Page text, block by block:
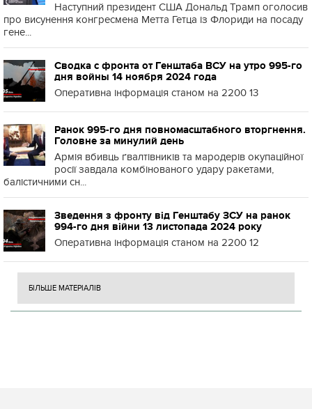
Наступний президент США Дональд Трамп оголосив
про висунення конгресмена Метта Гетца із Флориди на посаду
гене...
Сводка с фронта от Генштаба ВСУ на утро 995-го
дня войны 14 ноября 2024 года
Оперативна інформація станом на 2200 13
Ранок 995-го дня повномасштабного вторгнення.
Головне за минулий день
Армія вбивць ґвалтівників та мародерів окупаційної
росії завдала комбінованого удару ракетами,
балістичними сн...
Зведення з фронту від Генштабу ЗСУ на ранок
994-го дня війни 13 листопада 2024 року
Оперативна інформація станом на 2200 12
БІЛЬШЕ МАТЕРІАЛІВ